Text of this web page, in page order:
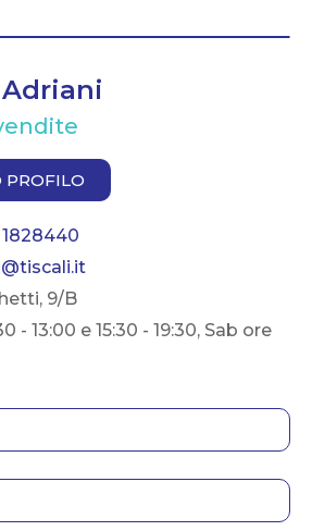
PROFILO
9/B
- 13:00 e 15:30 - 19:30, Sab ore